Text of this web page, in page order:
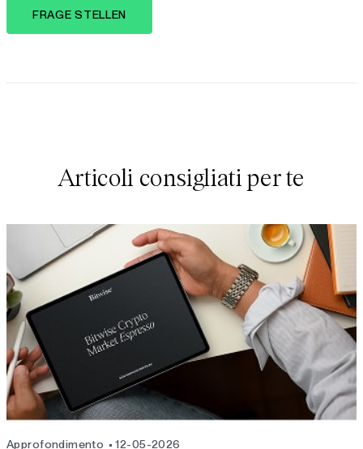
FRAGE STELLEN
Articoli consigliati per te
Approfondimento 12-05-2026